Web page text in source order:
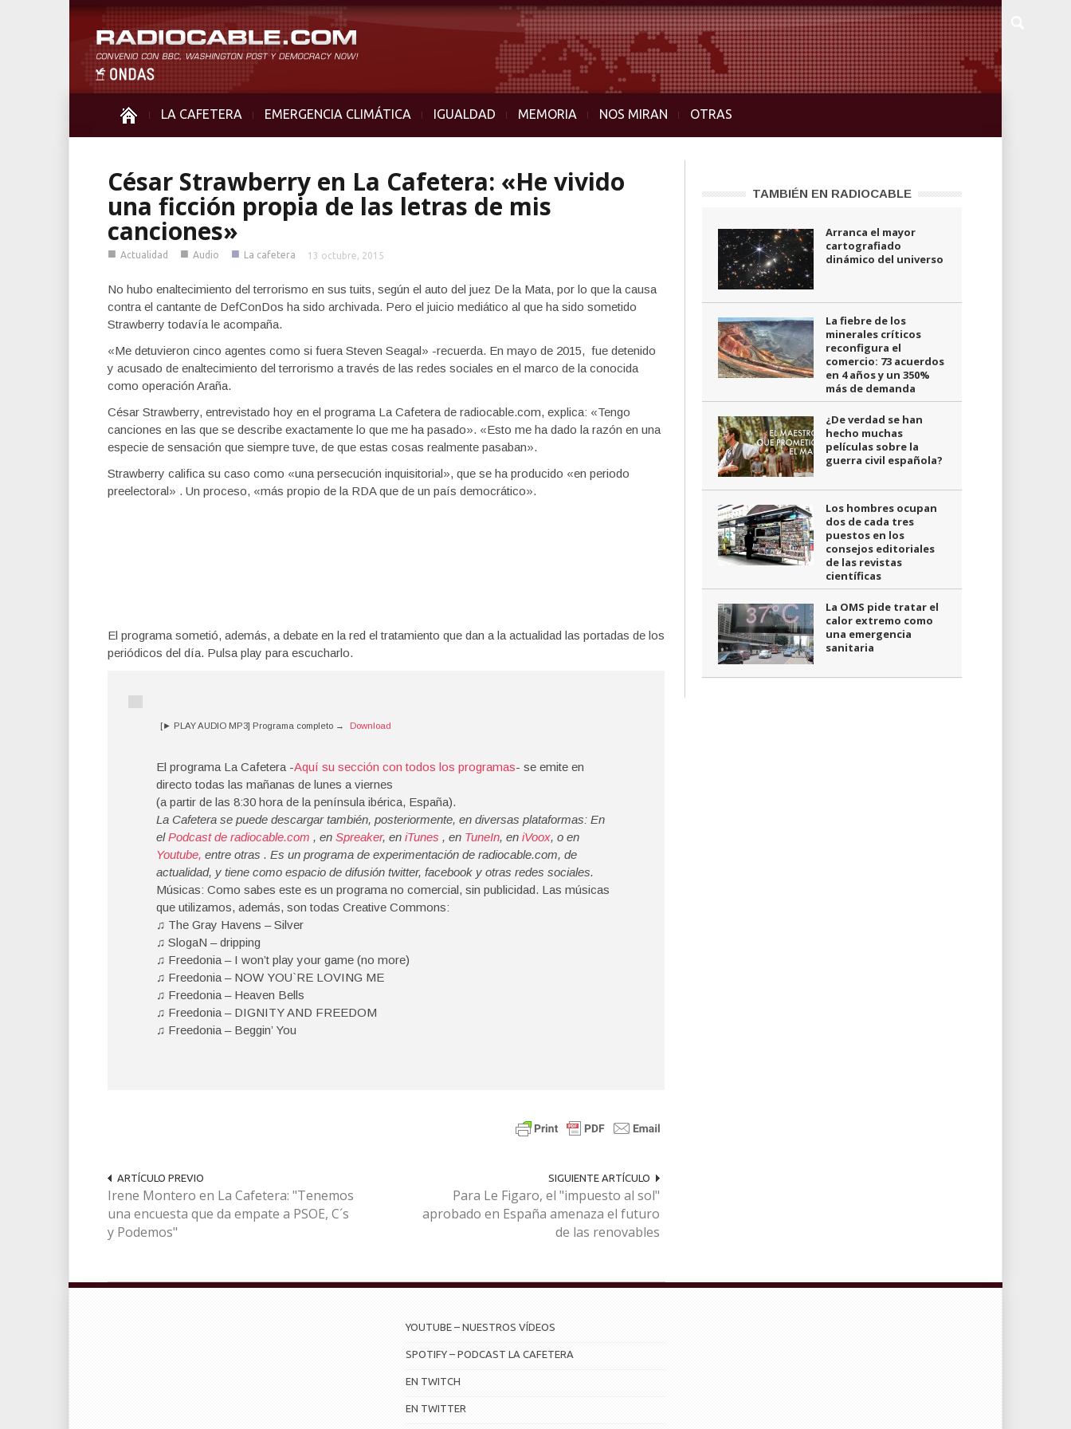
LA CAFETERA EMERGENCIA CLIMÁTICA IGUALDAD MEMORIA NOS MIRAN OTRAS
César Strawberry en La Cafetera: «He vivido
una ficción propia de las letras de mis
canciones»
■ Actualidad ■ Audio ■ La cafetera 13 octubre, 2015
No hubo enaltecimiento del terrorismo en sus tuits, según el auto del juez De la Mata, por lo que la causa
contra el cantante de DefConDos ha sido archivada. Pero el juicio mediático al que ha sido sometido
Strawberry todavía le acompaña.
«Me detuvieron cinco agentes como si fuera Steven Seagal» -recuerda. En mayo de 2015, fue detenido
y acusado de enaltecimiento del terrorismo a través de las redes sociales en el marco de la conocida
como operación Araña.
César Strawberry, entrevistado hoy en el programa La Cafetera de radiocable.com, explica: «Tengo
canciones en las que se describe exactamente lo que me ha pasado». «Esto me ha dado la razón en una
especie de sensación que siempre tuve, de que estas cosas realmente pasaban».
Strawberry califica su caso como «una persecución inquisitorial», que se ha producido «en periodo
preelectoral» . Un proceso, «más propio de la RDA que de un país democrático».
El programa sometió, además, a debate en la red el tratamiento que dan a la actualidad las portadas de los
periódicos del día. Pulsa play para escucharlo.
[► PLAY AUDIO MP3] Programa completo → Download
El programa La Cafetera -Aquí su sección con todos los programas- se emite en
directo todas las mañanas de lunes a viernes
(a partir de las 8:30 hora de la península ibérica, España).
La Cafetera se puede descargar también, posteriormente, en diversas plataformas: En
elPodcast de radiocable.com , en Spreaker, en iTunes , en TuneIn, en iVoox, o en
Youtube, entre otras . Es un programa de experimentación de radiocable.com, de
actualidad, y tiene como espacio de difusión twitter, facebook y otras redes sociales.
Músicas: Como sabes este es un programa no comercial, sin publicidad. Las músicas
que utilizamos, además, son todas Creative Commons:
♫ The Gray Havens – Silver
♫ SlogaN – dripping
♫ Freedonia – I won’t play your game (no more)
♫ Freedonia – NOW YOU`RE LOVING ME
♫ Freedonia – Heaven Bells
♫ Freedonia – DIGNITY AND FREEDOM
♫ Freedonia – Beggin’ You
ARTÍCULO PREVIO
Irene Montero en La Cafetera: "Tenemos
una encuesta que da empate a PSOE, C´s
y Podemos"
SIGUIENTE ARTÍCULO
Para Le Figaro, el "impuesto al sol"
aprobado en España amenaza el futuro
de las renovables
TAMBIÉN EN RADIOCABLE
Arranca el mayor
cartografiado
dinámico del universo
La fiebre de los
minerales críticos
reconfigura el
comercio: 73 acuerdos
en 4 años y un 350%
más de demanda
¿De verdad se han
hecho muchas
películas sobre la
guerra civil española?
Los hombres ocupan
dos de cada tres
puestos en los
consejos editoriales
de las revistas
científicas
La OMS pide tratar el
calor extremo como
una emergencia
sanitaria
YOUTUBE – NUESTROS VÍDEOS
SPOTIFY – PODCAST LA CAFETERA
EN TWITCH
EN TWITTER